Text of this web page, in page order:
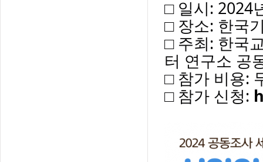
□ 일시: 2024
□ 장소: 한국
□ 주최: 한국
터 연구소 공
□ 참가 비용:
□ 참가 신청: